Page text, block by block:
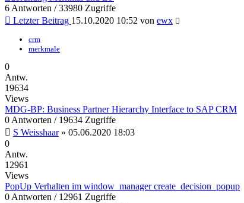
6 Antworten / 33980 Zugriffe
Letzter Beitrag 15.10.2020 10:52 von ewx
crm
merkmale
0
Antw.
19634
Views
MDG-BP: Business Partner Hierarchy Interface to SAP CRM
0 Antworten / 19634 Zugriffe
S Weisshaar» 05.06.2020 18:03
0
Antw.
12961
Views
PopUp Verhalten im window_manager create_decision_popup
0 Antworten / 12961 Zugriffe